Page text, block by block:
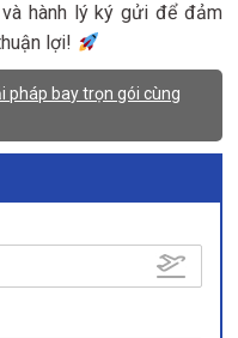
hành lý ký gửi để đảm
lợi!
pháp bay trọn gói cùng